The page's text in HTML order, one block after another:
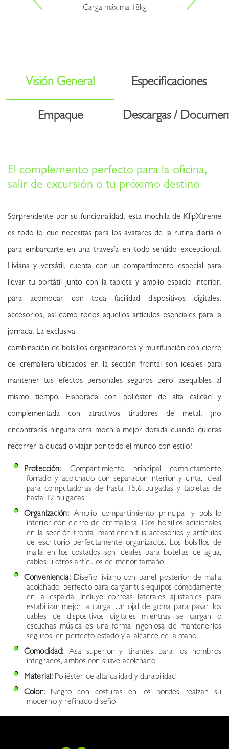
Carga máxima 18kg
Visión General Especificaciones
Empaque Descargas /
El complemento perfecto para la oficina,
salir de excursión o tu próximo destino
Sorprendente por su funcionalidad, esta mochila de KlipXtreme
es todo lo que necesitas para los avatares de la rutina diaria o
para embarcarte en una travesía en todo sentido excepcional.
Liviana y versátil, cuenta con un compartimento especial para
llevar tu portátil junto con la tableta y amplio espacio interior,
para acomodar con toda facilidad dispositivos digitales,
accesorios, así como todos aquellos artículos esenciales para la
jornada. La exclusiva
combinación de bolsillos organizadores y multifunción con cierre
de cremallera ubicados en la sección frontal son ideales para
mantener tus efectos personales seguros pero asequibles al
mismo tiempo. Elaborada con poliéster de alta calidad y
complementada con atractivos tiradores de metal, ¡no
encontrarás ninguna otra mochila mejor dotada cuando quieras
recorrer la ciudad o viajar por todo el mundo con estilo!
Protección: Compartimiento principal completamente
forrado y acolchado con separador interior y cinta, ideal
para computadoras de hasta 15,6 pulgadas y tabletas de
hasta 12 pulgadas
Organización:Amplio compartimiento principal y bolsillo
interior con cierre de cremallera. Dos bolsillos adicionales
en la sección frontal mantienen tus accesorios y artículos
de escritorio perfectamente organizados. Los bolsillos de
malla en los costados son ideales para botellas de agua,
cables u otros artículos de menor tamaño
Conveniencia:Diseño liviano con panel posterior de malla
acolchado, perfecto para cargar tus equipos cómodamente
en la espalda. Incluye correas laterales ajustables para
estabilizar mejor la carga. Un ojal de goma para pasar los
cables de dispositivos digitales mientras se cargan o
escuchas música es una forma ingeniosa de mantenerlos
seguros, en perfecto estado y al alcance de la mano
Comodidad: Asa superior y tirantes para los hombros
integrados, ambos con suave acolchado
Material: Poliéster de alta calidad y durabilidad
Color:Negro con costuras en los bordes realzan su
moderno y refinado diseño